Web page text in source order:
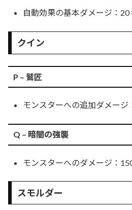
自動効果の基本ダメージ：
クイン
P – 鷲匠
モンスターへの追加ダメー
Q – 暗闇の強襲
モンスターへのダメージ：
スモルダー